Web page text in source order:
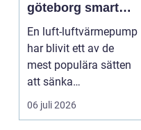
göteborg smart
värme för
kustklimat
En luft-luftvärmepump
har blivit ett av de
mest populära sätten
att sänka
uppvärmningskostnad
er och ...
06 juli 2026